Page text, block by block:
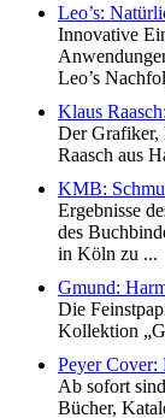
Leo’s:
Innovative
Leo’s
Klaus
Der Grafiker,
Raasch aus
KMB:
Ergebnisse
des
in Köln zu ...
Gmund:
Die
Kollektion
Peyer
Ab sofort
Bücher,